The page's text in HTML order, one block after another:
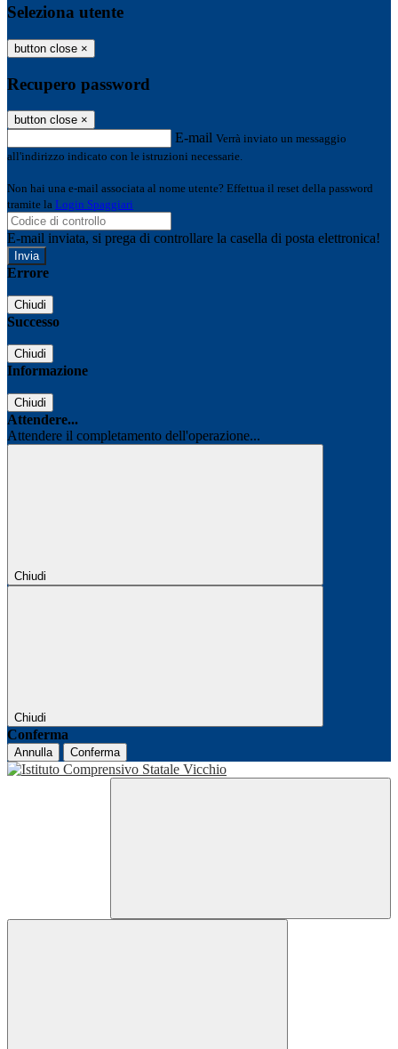
Seleziona utente
button close ×
Recupero password
button close ×
E-mail Verrà inviato un messaggio
all'indirizzo indicato con le istruzioni necessarie.
Non hai una e-mail associata al nome utente? Effettua il reset della password
tramite la Login Spaggiari
E-mail inviata, si prega di controllare la casella di posta elettronica!
Errore
Chiudi
Successo
Chiudi
Informazione
Chiudi
Attendere...
Attendere il completamento dell'operazione...
Chiudi
Chiudi
Conferma
Annulla Conferma